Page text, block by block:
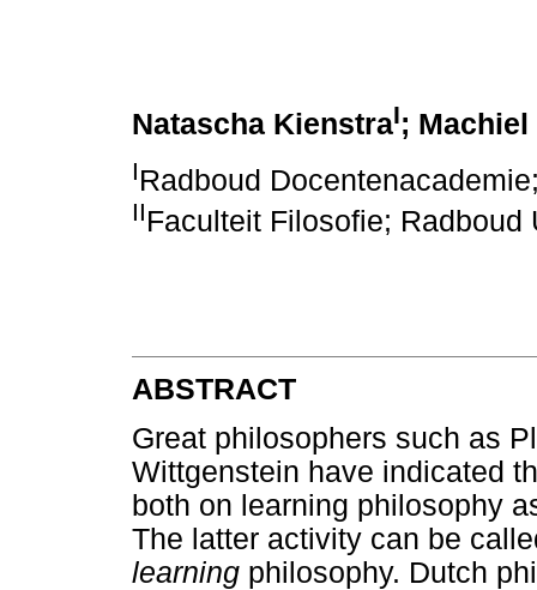
Natascha KienstraI;
IRadboud
IIFaculteit Filosofie; Radboud
ABSTRACT
Great philosophers such as
Wittgenstein have indicated
both on learning philosophy
The latter activity can be
learning philosophy. Dutch